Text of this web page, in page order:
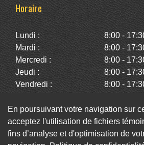
Horaire
Lundi :
8:00 -
Mardi :
8:00 -
Mercredi :
8:00 -
Jeudi :
8:00 -
Vendredi :
8:00 -
Dimanche :
Fermé
Facebook Twitter
En poursuivant votre navigation sur
acceptez l'utilisation de fichiers
fins d’analyse et d'optimisation de